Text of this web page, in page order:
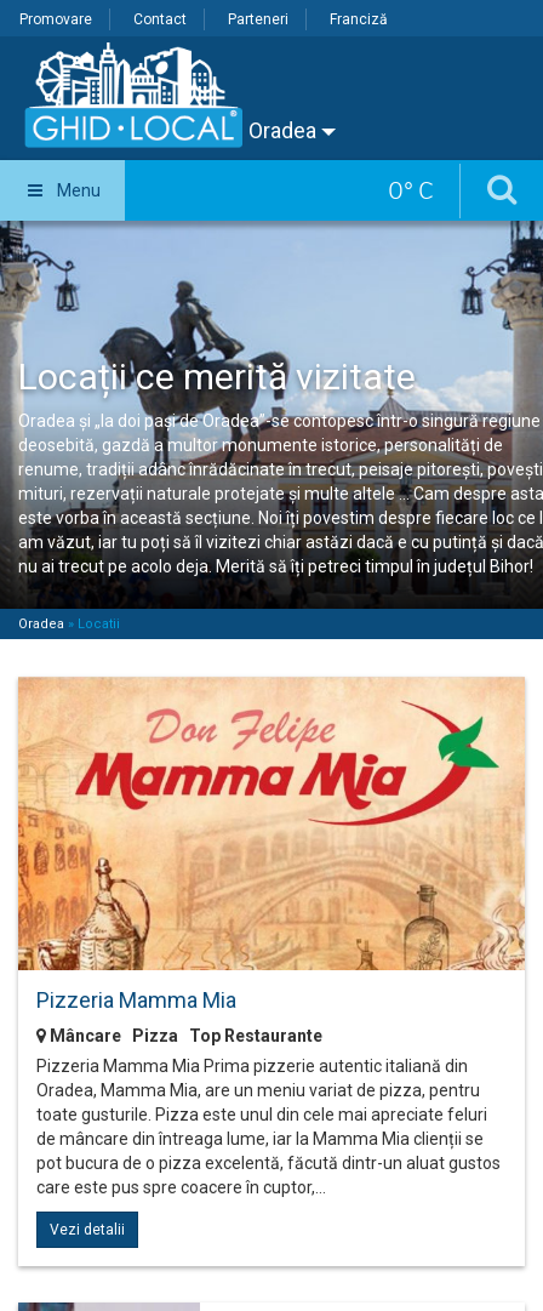
Promovare Contact Parteneri Franciză
Oradea
0° C
Menu
Locații ce merită vizitate
Oradea și „la doi pași de Oradea”-se contopesc într-o singură regiune
deosebită, gazdă a multor monumente istorice, personalități de
renume, tradiții adânc înrădăcinate în trecut, peisaje pitorești,
mituri, rezervații naturale protejate și multe altele … Cam despre asta
este vorba în această secțiune. Noi îți povestim despre fiecare loc ce
am văzut, iar tu poți să îl vizitezi chiar astăzi dacă e cu putință și dacă
nu ai trecut pe acolo deja. Merită să îți petreci timpul în județul Bihor!
Oradea » Locatii
Pizzeria Mamma Mia
Mâncare Pizza Top Restaurante
Pizzeria Mamma Mia Prima pizzerie autentic italiană din
Oradea, Mamma Mia, are un meniu variat de pizza, pentru
toate gusturile. Pizza este unul din cele mai apreciate feluri
de mâncare din întreaga lume, iar la Mamma Mia clienții se
pot bucura de o pizza excelentă, făcută dintr-un aluat gustos
care este pus spre coacere în cuptor,…
Vezi detalii